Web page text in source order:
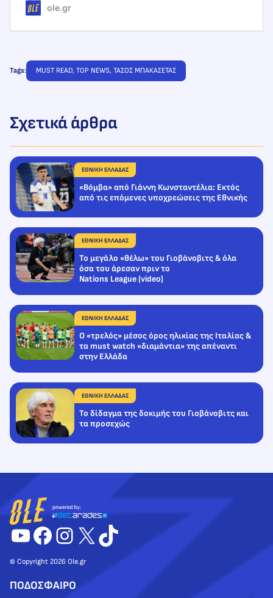
ole.gr
Tags: MUST READ, TOP NEWS, ΤΑΣΟΣ ΜΠΑΚΑΣΕΤΑΣ
Σχετικά άρθρα
ΕΘΝΙΚΗ ΕΛΛΑΔΑΣ
«Βόμβα» από Γιάννη Κωνσταντέλια: Εκτός
από τις επόμενες υποχρεώσεις της Εθνικής
ΕΘΝΙΚΗ ΕΛΛΑΔΑΣ
Το μεγάλο «θέλω» του Γιοβάνοβιτς & όλα
όσα του άρεσαν πριν το
Nations League (video)
ΕΘΝΙΚΗ ΕΛΛΑΔΑΣ
Ο «τρελός» μέσος όρος ηλικίας της Ιταλίας &
τα must watch «διαμάντια» της απέναντι
στην Ελλάδα
ΕΘΝΙΚΗ ΕΛΛΑΔΑΣ
Το δίδαγμα της δοκιμής του Γιοβάνοβιτς και
τα προσεχώς
YouTube
Facebook
Instagram
X TikTok
© Copyright 2026 Ole.gr
ΠΟΔΟΣΦΑΙΡΟ